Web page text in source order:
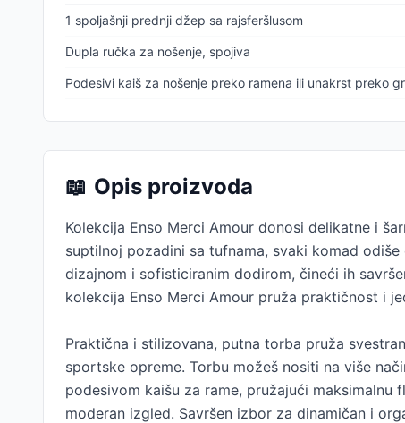
1 spoljašnji prednji džep sa rajsferšlusom
Dupla ručka za nošenje, spojiva
Podesivi kaiš za nošenje preko ramena ili unakrst preko
📖 Opis proizvoda
Kolekcija Enso Merci Amour donosi delikatne i
suptilnoj pozadini sa tufnama, svaki komad
dizajnom i sofisticiranim dodirom, čineći ih
kolekcija Enso Merci Amour pruža praktičnost i
Praktična i stilizovana, putna torba pruža
sportske opreme. Torbu možeš nositi na više
podesivom kaišu za rame, pružajući
moderan izgled. Savršen izbor za dinamičan i